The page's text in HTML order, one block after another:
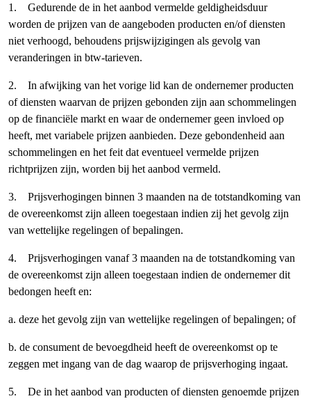
1. Gedurende de in het aanbod vermelde geldigheidsduur
worden de prijzen van de aangeboden producten en/of diensten
niet verhoogd, behoudens prijswijzigingen als gevolg van
veranderingen in btw-tarieven.
2. In afwijking van het vorige lid kan de ondernemer producten
of diensten waarvan de prijzen gebonden zijn aan schommelingen
op de financiële markt en waar de ondernemer geen invloed op
heeft, met variabele prijzen aanbieden. Deze gebondenheid aan
schommelingen en het feit dat eventueel vermelde prijzen
richtprijzen zijn, worden bij het aanbod vermeld.
3. Prijsverhogingen binnen 3 maanden na de totstandkoming van
de overeenkomst zijn alleen toegestaan indien zij het gevolg zijn
van wettelijke regelingen of bepalingen.
4. Prijsverhogingen vanaf 3 maanden na de totstandkoming van
de overeenkomst zijn alleen toegestaan indien de ondernemer dit
bedongen heeft en:
a. deze het gevolg zijn van wettelijke regelingen of bepalingen; of
b. de consument de bevoegdheid heeft de overeenkomst op te
zeggen met ingang van de dag waarop de prijsverhoging ingaat.
5. De in het aanbod van producten of diensten genoemde prijzen